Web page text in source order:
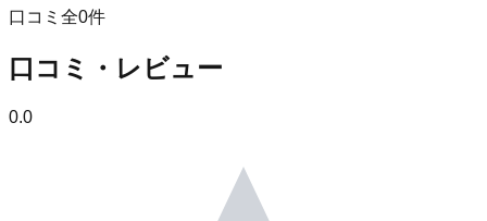
口コミ全0件
口コミ・レビュー
0.0